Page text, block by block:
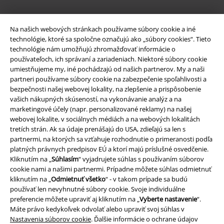
Na našich webových stránkach používame súbory cookie a iné
technológie, ktoré sa spoločne označujú ako „súbory cookies“. Tieto
technológie nám umožňujú zhromažďovať informácie o
používateľoch, ich správaní a zariadeniach. Niektoré súbory cookie
umiestňujeme my, iné pochádzajú od našich partnerov. My a naši
partneri používame súbory cookie na zabezpečenie spoľahlivosti a
bezpečnosti našej webovej lokality, na zlepšenie a prispôsobenie
vašich nákupných skúseností, na vykonávanie analýz a na
marketingové účely (napr. personalizované reklamy) na našej
webovej lokalite, v sociálnych médiách a na webových lokalitách
tretích strán. Ak sa údaje prenášajú do USA, zdieľajú sa len s
partnermi, na ktorých sa vzťahuje rozhodnutie o primeranosti podľa
platných právnych predpisov EÚ a ktorí majú príslušné osvedčenie.
Kliknutím na „Súhlasím“ vyjadrujete súhlas s používaním súborov
cookie nami a našimi partnermi. Prípadne môžete súhlas odmietnuť
kliknutím na „Odmietnuť všetko“ - v takom prípade sa budú
používať len nevyhnutné súbory cookie. Svoje individuálne
preferencie môžete upraviť aj kliknutím na „Vyberte nastavenie“.
Máte právo kedykoľvek odvolať alebo upraviť svoj súhlas v
Nastavenia súborov cookie. Ďalšie informácie o ochrane údajov